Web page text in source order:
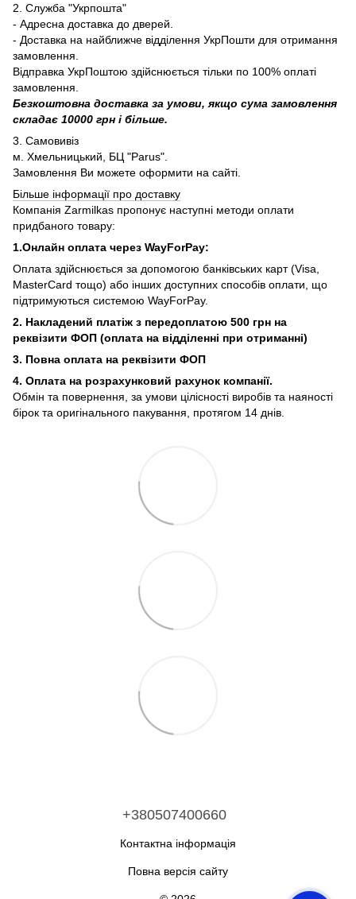
2. Служба "Укрпошта"
- Адресна доставка до дверей.
- Доставка на найближче відділення УкрПошти для отримання
замовлення.
Відправка УкрПоштою здійснюється тільки по 100% оплаті
замовлення.
Безкоштовна доставка за умови, якщо сума замовлення
складає 10000 грн і більше.
3. Самовивіз
м. Хмельницький, БЦ "Parus".
Замовлення Ви можете оформити на сайті.
Більше інформації про доставку
Компанія Zarmilkas пропонує наступні методи оплати
придбаного товару:
1.Онлайн оплата через WayForPay:
Оплата здійснюється за допомогою банківських карт (Visa,
MasterCard тощо) або інших доступних способів оплати, що
підтримуються системою WayForPay.
2. Накладений платіж з передоплатою 500 грн на
реквізити ФОП (оплата на відділенні при отриманні)
3. Повна оплата на реквізити ФОП
4. Оплата на розрахунковий рахунок компанії.
Обмін та повернення, за умови цілісності виробів та наяності
бірок та оригінального пакування, протягом 14 днів.
+380507400660
Контактна інформація
Повна версія сайту